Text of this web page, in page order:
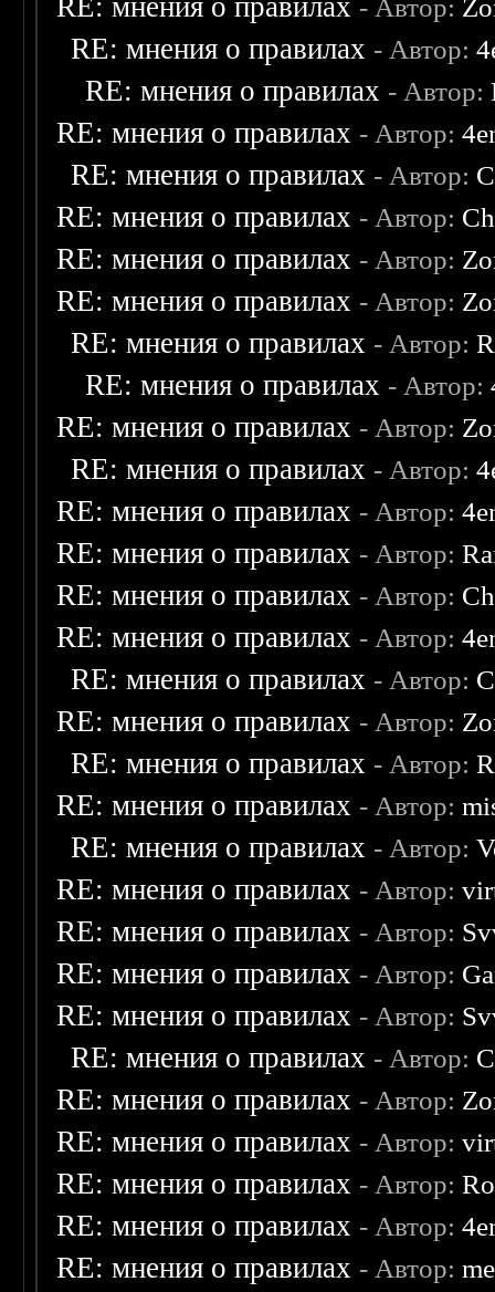
RE: мнения о правилах - Автор:
RE: мнения о правилах - Автор:
RE: мнения о правилах - Автор:
RE: мнения о правилах - Автор:
RE: мнения о правилах - Автор:
RE: мнения о правилах - Автор:
RE: мнения о правилах - Автор:
RE: мнения о правилах - Автор:
RE: мнения о правилах - Автор:
RE: мнения о правилах - Автор:
RE: мнения о правилах - Автор:
RE: мнения о правилах - Автор:
RE: мнения о правилах - Автор:
RE: мнения о правилах - Автор:
RE: мнения о правилах - Автор:
RE: мнения о правилах - Автор:
RE: мнения о правилах - Автор:
RE: мнения о правилах - Автор:
RE: мнения о правилах - Автор:
RE: мнения о правилах - Автор:
RE: мнения о правилах - Автор:
RE: мнения о правилах - Автор:
RE: мнения о правилах - Автор:
RE: мнения о правилах - Автор:
RE: мнения о правилах - Автор:
RE: мнения о правилах - Автор:
RE: мнения о правилах - Автор:
RE: мнения о правилах - Автор:
RE: мнения о правилах - Автор:
RE: мнения о правилах - Автор:
RE: мнения о правилах - Автор: